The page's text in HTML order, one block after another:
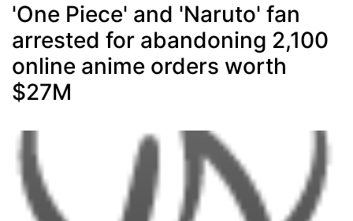
'One Piece' and 'Naruto' fan
arrested for abandoning 2,100
online anime orders worth
$27M